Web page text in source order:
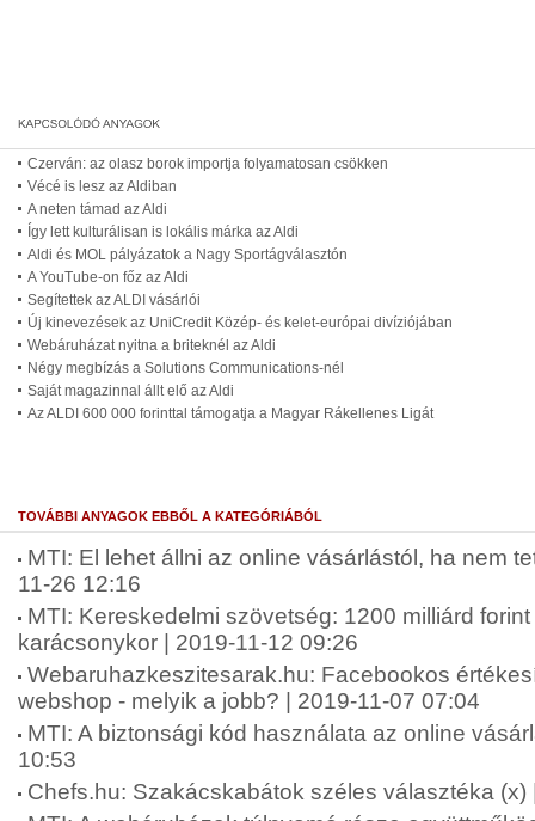
Czerván: az olasz borok importja folyamatosan csökken
Vécé is lesz az Aldiban
A neten támad az Aldi
Így lett kulturálisan is lokális márka az Aldi
Aldi és MOL pályázatok a Nagy Sportágválasztón
A YouTube-on főz az Aldi
Segítettek az ALDI vásárlói
Új kinevezések az UniCredit Közép- és kelet-európai divíziójában
Webáruházat nyitna a briteknél az Aldi
Négy megbízás a Solutions Communications-nél
Saját magazinnal állt elő az Aldi
Az ALDI 600 000 forinttal támogatja a Magyar Rákellenes Ligát
TOVÁBBI ANYAGOK EBBŐL A KATEGÓRIÁBÓL
MTI: El lehet állni az online vásárlástól, ha nem
11-26 12:16
MTI: Kereskedelmi szövetség: 1200 milliárd
karácsonykor | 2019-11-12 09:26
Webaruhazkeszitesarak.hu: Facebookos
webshop - melyik a jobb? | 2019-11-07 07:04
MTI: A biztonsági kód használata az online
10:53
Chefs.hu: Szakácskabátok széles választéka (x)